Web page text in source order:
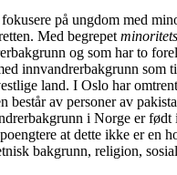
på ungdom med
Med begrepet
og som har to
innvandrerbakgrunn som
land. I Oslo har
består av personer av
i Norge er
at dette ikke er en
bakgrunn, religion,